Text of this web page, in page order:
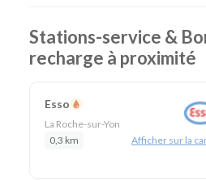
Stations-service &
recharge à proximité
Esso
La Roche-sur-Yon
0,3 km
Afficher sur la